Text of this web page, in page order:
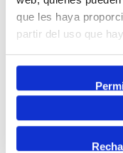
que les haya
partir del uso que
id:4052
Previous Event